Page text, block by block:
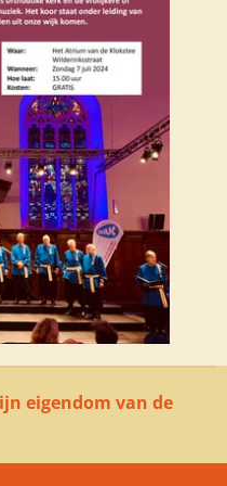
eigendom van de